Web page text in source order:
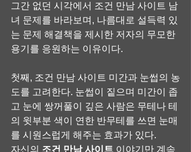
그간 없던 시각에서 조건 만남 사이트 남
녀 문제를 바라보며, 나름대로 설득력 있
는 문제 해결책을 제시한 저자의 무모한
용기를 응원하는 이유이다.
첫째, 조건 만남 사이트 미간과 눈썹의 농
도를 고려한다. 눈썹이 짙으며 미간이 좁
고 눈에 쌍꺼풀이 깊은 사람은 무테나 테
의 윗부분 색이 연한 반무테를 쓰면 눈매
를 시원스럽게 해주는 효과가 있다.
자신의 조건 만남 사이트 이야기만 계속